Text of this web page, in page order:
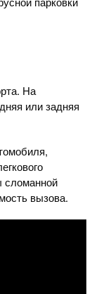
На
или задняя
сломанной
вызова.